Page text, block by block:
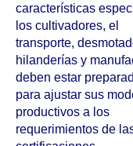
características
los cultivadores, el
transporte,
hilanderías y
deben estar
para ajustar sus
productivos a los
requerimientos de